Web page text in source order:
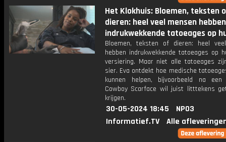
Het Klokhuis: Bloemen, teksten
dieren: heel veel mensen hebben
indrukwekkende tatoeages op
Bloemen, teksten of dieren: heel
hebben indrukwekkende tatoeages op
versiering. Maar niet alle tatoeages
sier. Eva ontdekt hoe medische
kunnen helpen, bijvoorbeeld na een
Cowboy Scarface wil juist litttekens
krijgen.
30-05-2024 18:45
NPO3
Informatief.TV
Alle